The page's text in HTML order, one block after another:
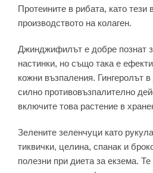
Протеините в рибата, като тези
производството на колаген.
Джинджифилът е добре познат
настинки, но също така е
кожни възпаления. Гингеролът
силно противовъзпалително
включите това растение в
Зелените зеленчуци като
тиквички, целина, спанак и
полезни при диета за екзема.